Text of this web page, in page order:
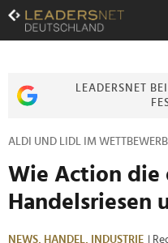
Zum
Inhalt
Zur
Zur
LEADERSNET
ALDI UND LIDL IM
Wie Action die
Handelsriesen
NEWS, HANDEL, INDUSTRIE |